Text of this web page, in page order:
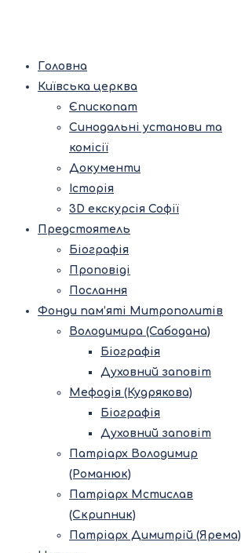
Головна
Київська церква
Єпископат
Синодальні установи та
комісії
Документи
Історія
3D екскурсія Софії
Предстоятель
Біографія
Проповіді
Послання
Фонди пам’яті Митрополитів
Володимира (Сабодана)
Біографія
Духовний заповіт
Мефодія (Кудрякова)
Біографія
Духовний заповіт
Патріарх Володимир
(Романюк)
Патріарх Мстислав
(Скрипник)
Патріарх Димитрій (Ярема)